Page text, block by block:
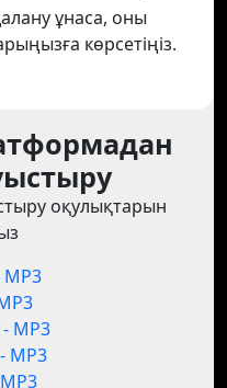
ұнаса, оны
көрсетіңіз.
оқулықтарын
MP3
MP3